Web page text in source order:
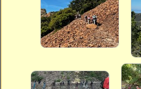
Vidéos
Vous cherchez quelque